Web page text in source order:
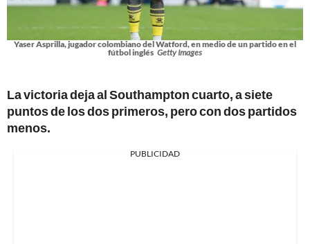
Yaser Asprilla, jugador colombiano del Watford, en medio de un partido en el
fútbol inglés Getty Images
La victoria deja al Southampton cuarto, a siete
puntos de los dos primeros, pero con dos partidos
menos.
PUBLICIDAD